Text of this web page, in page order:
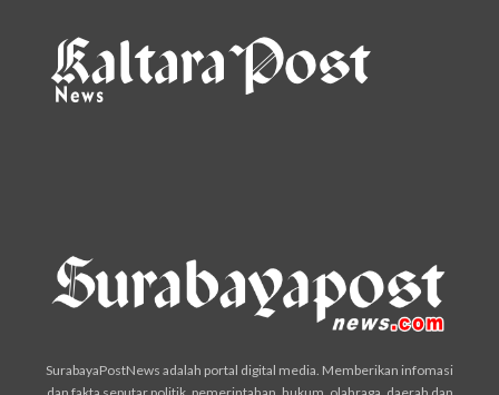
SurabayaPostNews adalah portal digital media. Memberikan infomasi